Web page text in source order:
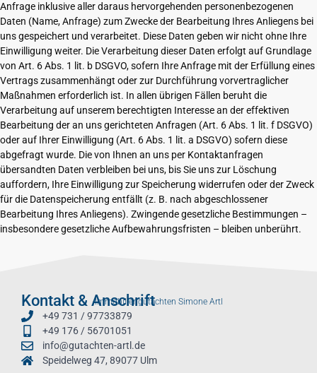
Anfrage inklusive aller daraus hervorgehenden personenbezogenen
Daten (Name, Anfrage) zum Zwecke der Bearbeitung Ihres Anliegens bei
uns gespeichert und verarbeitet. Diese Daten geben wir nicht ohne Ihre
Einwilligung weiter. Die Verarbeitung dieser Daten erfolgt auf Grundlage
von Art. 6 Abs. 1 lit. b DSGVO, sofern Ihre Anfrage mit der Erfüllung eines
Vertrags zusammenhängt oder zur Durchführung vorvertraglicher
Maßnahmen erforderlich ist. In allen übrigen Fällen beruht die
Verarbeitung auf unserem berechtigten Interesse an der effektiven
Bearbeitung der an uns gerichteten Anfragen (Art. 6 Abs. 1 lit. f DSGVO)
oder auf Ihrer Einwilligung (Art. 6 Abs. 1 lit. a DSGVO) sofern diese
abgefragt wurde. Die von Ihnen an uns per Kontaktanfragen
übersandten Daten verbleiben bei uns, bis Sie uns zur Löschung
auffordern, Ihre Einwilligung zur Speicherung widerrufen oder der Zweck
für die Datenspeicherung entfällt (z. B. nach abgeschlossener
Bearbeitung Ihres Anliegens). Zwingende gesetzliche Bestimmungen –
insbesondere gesetzliche Aufbewahrungsfristen – bleiben unberührt.
Kontakt & AnschriftImmobiliengutachten Simone Artl
+49 731 / 97733879
+49 176 / 56701051
info@gutachten-artl.de
Speidelweg 47, 89077 Ulm